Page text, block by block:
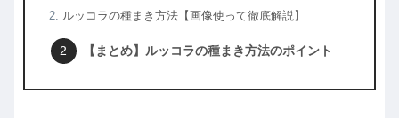
ルッコラの種まき方法【画像使って徹底解説】
【まとめ】ルッコラの種まき方法のポイント